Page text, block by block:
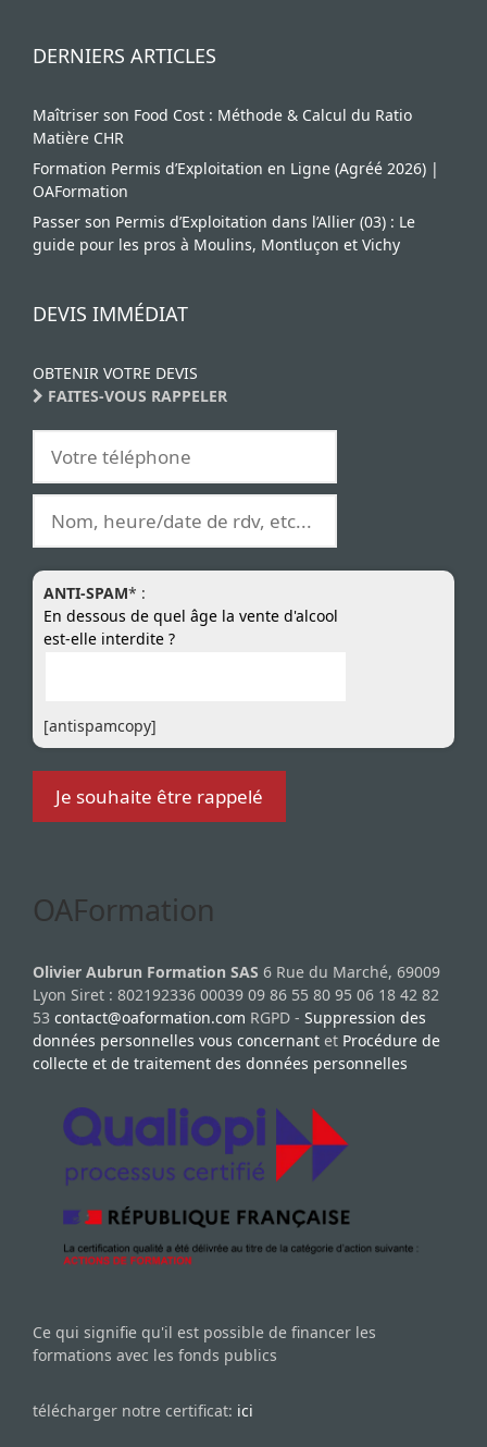
DERNIERS ARTICLES
Maîtriser son Food Cost : Méthode & Calcul du Ratio
Matière CHR
Formation Permis d’Exploitation en Ligne (Agréé 2026) |
OAFormation
Passer son Permis d’Exploitation dans l’Allier (03) : Le
guide pour les pros à Moulins, Montluçon et Vichy
DEVIS IMMÉDIAT
OBTENIR VOTRE DEVIS
FAITES-VOUS RAPPELER
ANTI-SPAM* :
En dessous de quel âge la vente d'alcool
est-elle interdite ?
[antispamcopy]
OAFormation
Olivier Aubrun Formation SAS 6 Rue du Marché, 69009
Lyon Siret : 802192336 00039 09 86 55 80 95 06 18 42 82
53 contact@oaformation.com RGPD - Suppression des
données personnelles vous concernant et Procédure de
collecte et de traitement des données personnelles
Ce qui signifie qu'il est possible de financer les
formations avec les fonds publics
télécharger notre certificat: ici